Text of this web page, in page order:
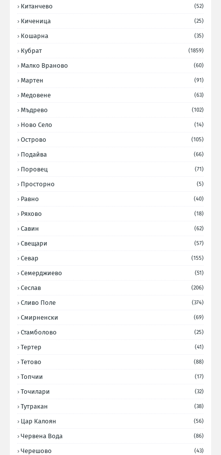
Китанчево (52)
Киченица (25)
Кошарна (35)
Кубрат (1859)
Малко Враново (60)
Мартен (91)
Медовене (63)
Мъдрево (102)
Ново Село (14)
Острово (105)
Подайва (66)
Поровец (71)
Просторно (5)
Равно (40)
Ряхово (18)
Савин (62)
Свещари (57)
Севар (155)
Семерджиево (51)
Сеслав (206)
Сливо Поле (374)
Смирненски (69)
Стамболово (25)
Тертер (41)
Тетово (88)
Топчии (17)
Точилари (32)
Тутракан (38)
Цар Калоян (56)
Червена Вода (86)
Черешово (43)